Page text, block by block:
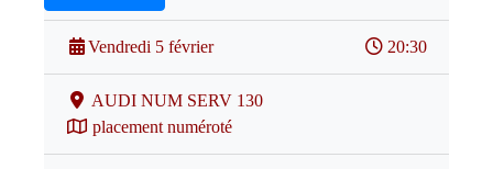
Vendredi 5 février 20:30
AUDI NUM SERV 130
placement numéroté